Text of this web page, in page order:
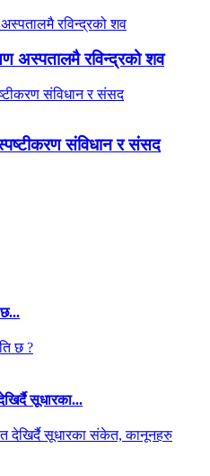
अस्पतालमै रविन्द्रको शव
संविधान र संसद
सूधारका...